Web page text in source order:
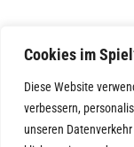
Cookies im
Diese Website
verbessern,
unseren